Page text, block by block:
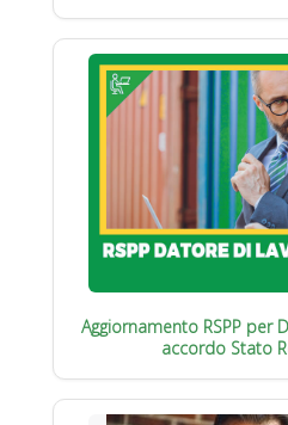
Aggiornamento RSPP per
accordo Stato